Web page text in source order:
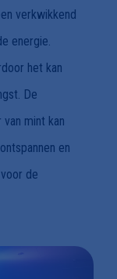
verkwikkend
energie.
het kan
De
mint kan
en
de